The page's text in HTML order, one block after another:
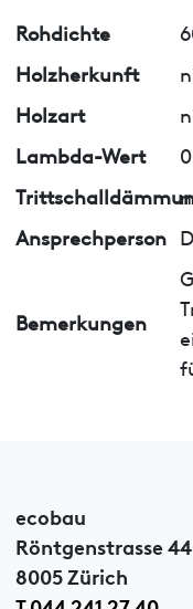
Rohdichte
Holzherkunft
Holzart
Lambda-Wert
Ansprechperson
Bemerkungen
ecobau
Röntgenstrasse 44
8005 Zürich